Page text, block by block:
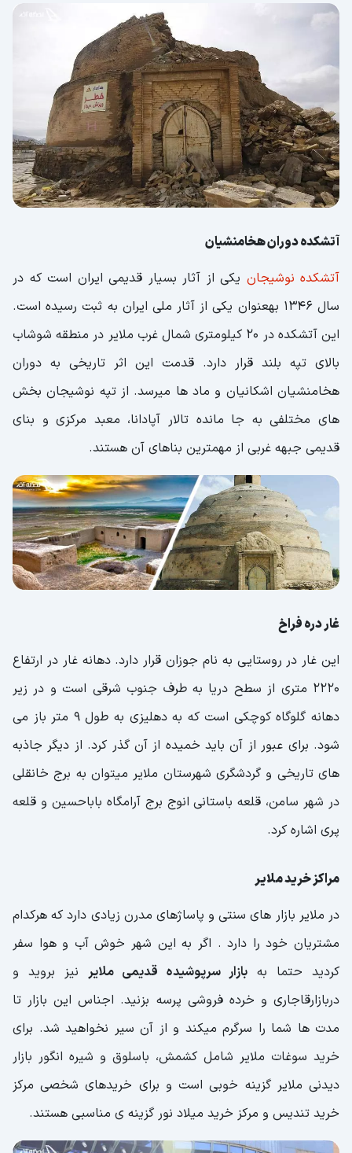
آتشکده دوران هخامنشیان
آتشکده نوشیجان یکی از آثار بسیار قدیمی ایران است که در
سال 1346 بهعنوان یکی از آثار ملی ایران به ثبت رسیده است.
این آتشکده در 20 کیلومتری شمال غرب ملایر در منطقه شوشاب
بالای تپه بلند قرار دارد. قدمت این اثر تاریخی به دوران
هخامنشیان اشکانیان و ماد ها میرسد. از تپه نوشیجان بخش
های مختلفی به جا مانده تالار آپادانا، معبد مرکزی و بنای
قدیمی جبهه غربی از مهمترین بناهای آن هستند.
غار دره فراخ
این غار در روستایی به نام جوزان قرار دارد. دهانه غار در ارتفاع
2220 متری از سطح دریا به طرف جنوب شرقی است و در زیر
دهانه گلوگاه کوچکی است که به دهلیزی به طول 9 متر باز می
شود. برای عبور از آن باید خمیده از آن گذر کرد. از دیگر جاذبه
های تاریخی و گردشگری شهرستان ملایر میتوان به برج خانقلی
در شهر سامن، قلعه باستانی انوج برج آرامگاه باباحسین و قلعه
پری اشاره کرد.
مراکز خرید ملایر
در ملایر بازار های سنتی و پاساژهای مدرن زیادی دارد که هرکدام
مشتریان خود را دارد . اگر به این شهر خوش آب و هوا سفر
کردید حتما بهبازار سرپوشیده قدیمی ملایر نیز بروید و
دربازارقاجاری و خرده فروشی پرسه بزنید. اجناس این بازار تا
مدت ها شما را سرگرم میکند و از آن سیر نخواهید شد. برای
خرید سوغات ملایر شامل کشمش، باسلوق و شیره انگور بازار
دیدنی ملایر گزینه خوبی است و برای خریدهای شخصی مرکز
خرید تندیس و مرکز خرید میلاد نور گزینه ی مناسبی هستند.